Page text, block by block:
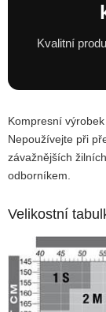
Kvalitní
Kompresní
Nepoužívejte při
závažnějších
odborníkem.
Velikostní